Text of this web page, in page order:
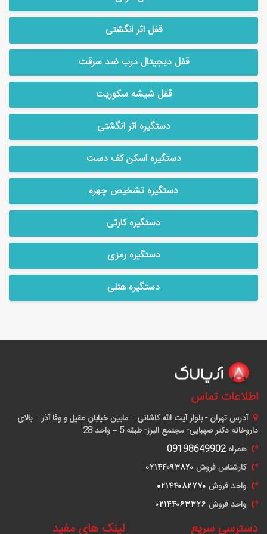
قفل اثر انگشتی
قفل دیجیتال درب ضد سرقت
قفل شیشه سکوریت
دستگیره اثر انگشتی
دستگیره اسکن کف دست
دستگیره تشخیص چهره
دستگیره کارتی
دستگیره رمزی
دستگیره هتلی
لینک های مفید دسترسی سریع
اطلاعات تماس
آدرستهران - بلوار آیت الله کاشانی – مابین خیابان عقیل و وفا آذر – بالای
داروخانه دکتر صهبایی- مجتمع البرز- طبقه 5 – واحد 28
همراه 09198649902
کارشناس فروش ٠٢١۴۴٠٩٣٨٢٠
واحد فروش ٠٢١۴۴٠٨٢٧٧٠
واحد فروش ٠٢١۴۴٠۶٣٣٢۶